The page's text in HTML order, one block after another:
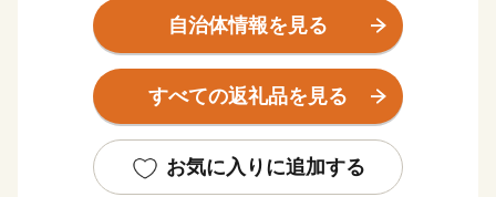
が豊富にある町です。
また、町内には宮之城温泉、紫尾温泉という２つの温泉
地があり、20か所以上の温泉施設では、さまざまな泉質
が楽しめます。さつま町は、古くから町民だけでなく観
ています。
さつま町が誇る魅力的なお礼の品をぜひ一度お試しいた
自治体情報を見る
すべての返礼品を見る
お気に入りに追加する